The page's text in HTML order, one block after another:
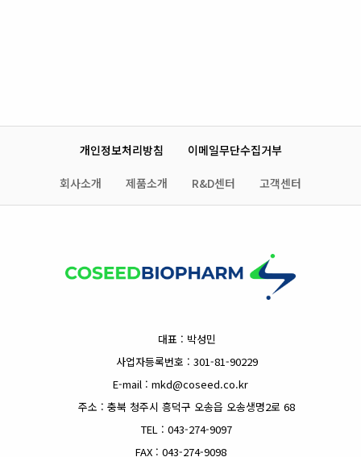
개인정보처리방침 이메일무단수집거부
회사소개 제품소개 R&D센터 고객센터
대표 : 박성민
사업자등록번호 : 301-81-90229
E-mail : mkd@coseed.co.kr
주소 : 충북 청주시 흥덕구 오송읍 오송생명2로 68
TEL : 043-274-9097
FAX : 043-274-9098